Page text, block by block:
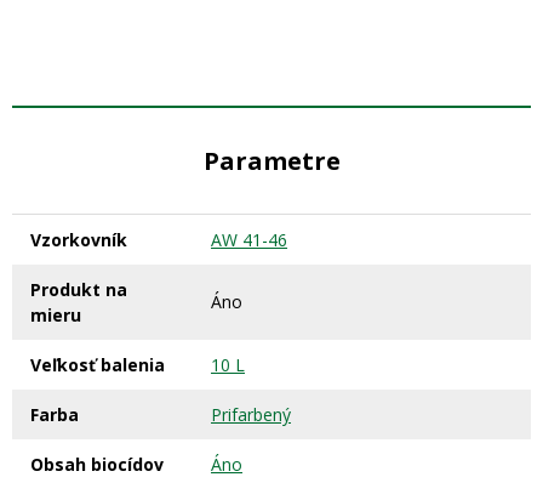
Parametre
Vzorkovník AW 41-46
Produkt na
mieru
Áno
Veľkosť balenia 10 L
Farba Prifarbený
Obsah biocídov Áno